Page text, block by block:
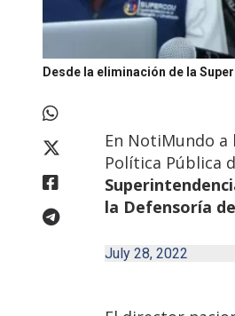
Desde la eliminación de la
En NotiMundo
Política Pública
la Defensoría
July 28, 2022